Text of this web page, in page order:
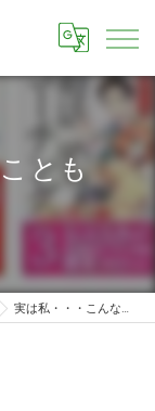
とも
実は私・・・こんなこともやってます